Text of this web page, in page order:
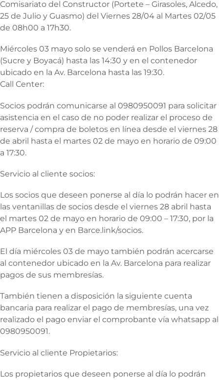
Comisariato del Constructor (Portete – Girasoles, Alcedo,
25 de Julio y Guasmo) del Viernes 28/04 al Martes 02/05
de 08h00 a 17h30.
Miércoles 03 mayo solo se venderá en Pollos Barcelona
(Sucre y Boyacá) hasta las 14:30 y en el contenedor
ubicado en la Av. Barcelona hasta las 19:30.
Call Center:
Socios podrán comunicarse al 0980950091 para solicitar
asistencia en el caso de no poder realizar el proceso de
reserva / compra de boletos en línea desde el viernes 28
de abril hasta el martes 02 de mayo en horario de 09:00
a 17:30.
Servicio al cliente socios:
Los socios que deseen ponerse al día lo podrán hacer en
las ventanillas de socios desde el viernes 28 abril hasta
el martes 02 de mayo en horario de 09:00 – 17:30, por la
APP Barcelona y en Barce.link/socios.
El día miércoles 03 de mayo también podrán acercarse
al contenedor ubicado en la Av. Barcelona para realizar
pagos de sus membresías.
También tienen a disposición la siguiente cuenta
bancaria para realizar el pago de membresías, una vez
realizado el pago enviar el comprobante vía whatsapp al
0980950091.
Servicio al cliente Propietarios:
Los propietarios que deseen ponerse al día lo podrán